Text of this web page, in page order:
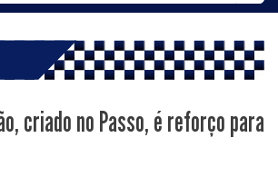
criado no Passo, é reforço para